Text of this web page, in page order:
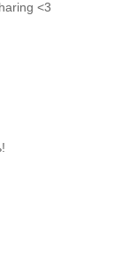
<3